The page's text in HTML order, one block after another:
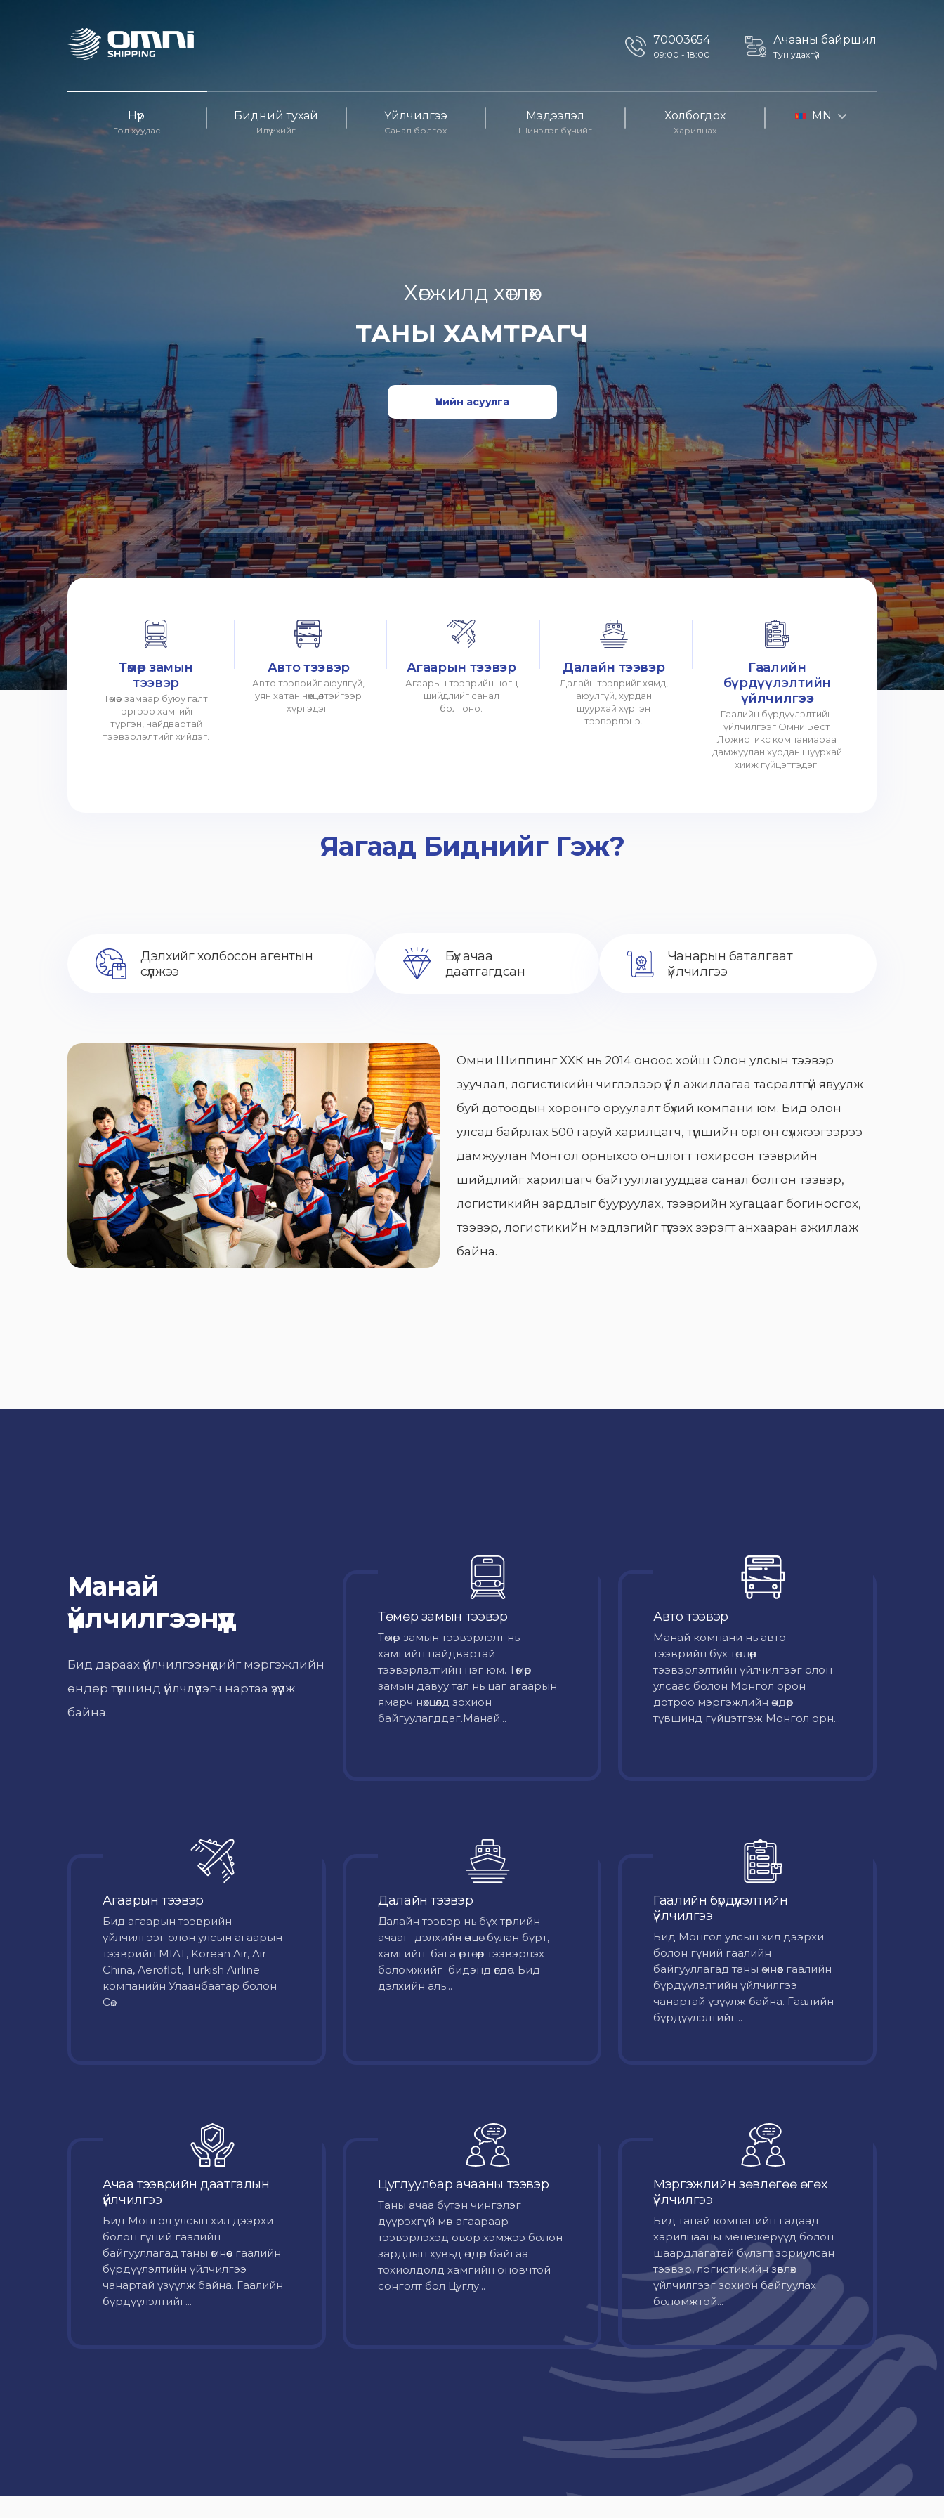
70003654
09:00 - 18:00
Ачааны байршил
Тун удахгүй
Нүүр
Гол хуудас
Бидний тухай
Илүү ихийг
Үйлчилгээ
Санал болгох
Мэдээлэл
Шинэлэг бүхнийг
Холбогдох
Харилцах
MN
Хөгжилд хөтлөх
ТАНЫ ХАМТРАГЧ
Үнийн асуулга
Төмөр замын
тээвэр
Төмөр замаар буюу галт
тэргээр хамгийн
түргэн, найдвартай
тээвэрлэлтийг хийдэг.
Авто тээвэр
Авто тээврийг аюулгүй,
уян хатан нөхцөлтэйгээр
хүргэдэг.
Агаарын тээвэр
Агаарын тээврийн цогц
шийдлийг санал
болгоно.
Далайн тээвэр
Далайн тээврийг хямд,
аюулгүй, хурдан
шуурхай хүргэн
тээвэрлэнэ.
Гаалийн
бүрдүүлэлтийн
үйлчилгээ
Гаалийн бүрдүүлэлтийн
үйлчилгээг Омни Бест
Ложистикс компаниараа
дамжуулан хурдан шуурхай
хийж гүйцэтгэдэг.
Яагаад Биднийг Гэж?
Дэлхийг холбосон агентын
сүлжээ
Бүх ачаа
даатгагдсан
Чанарын баталгаат
үйлчилгээ
Омни Шиппинг ХХК нь 2014 оноос хойш Олон улсын тээвэр
зуучлал, логистикийн чиглэлээр үйл ажиллагаа тасралтгүй явуулж
буй дотоодын хөрөнгө оруулалт бүхий компани юм. Бид олон
улсад байрлах 500 гаруй харилцагч, түншийн өргөн сүлжээгээрээ
дамжуулан Монгол орныхоо онцлогт тохирсон тээврийн
шийдлийг харилцагч байгууллагууддаа санал болгон тээвэр,
логистикийн зардлыг бууруулах, тээврийн хугацааг богиносгох,
тээвэр, логистикийн мэдлэгийг түгээх зэрэгт анхааран ажиллаж
байна.
Манай
үйлчилгээнүүд
Бид дараах үйлчилгээнүүдийг мэргэжлийн
өндөр түвшинд үйлчлүүлэгч нартаа үзүүлж
байна.
Төмөр замын тээвэр
Төмөр замын тээвэрлэлт нь
хамгийн найдвартай
тээвэрлэлтийн нэг юм. Төмөр
замын давуу тал нь цаг агаарын
ямарч нөхцөлд зохион
байгуулагддаг.Манай...
Авто тээвэр
Mанай компани нь авто
тээврийн бүх төрлөөр
тээвэрлэлтийн үйлчилгээг олон
улсаас болон Монгол орон
дотроо мэргэжлийн өндөр
түвшинд гүйцэтгэж Монгол орн...
Агаарын тээвэр
Бид агаарын тээврийн
үйлчилгээг олон улсын агаарын
тээврийн MIAT, Korean Air, Air
China, Aeroflot, Turkish Airline
компанийн Улаанбаатар болон
Сө...
Далайн тээвэр
Далайн тээвэр нь бүх төрлийн
ачааг дэлхийн өнцөг булан бүрт,
хамгийн бага өртөгөөр тээвэрлэх
боломжийг бидэнд өгдөг. Бид
дэлхийн аль...
Гаалийн бүрдүүлэлтийн
үйлчилгээ
Бид Монгол улсын хил дээрхи
болон гүний гаалийн
байгууллагад таны өмнөөс гаалийн
бүрдүүлэлтийн үйлчилгээ
чанартай үзүүлж байна. Гаалийн
бүрдүүлэлтийг...
Ачаа тээврийн даатгалын
үйлчилгээ
Бид Монгол улсын хил дээрхи
болон гүний гаалийн
байгууллагад таны өмнөөс гаалийн
бүрдүүлэлтийн үйлчилгээ
чанартай үзүүлж байна. Гаалийн
бүрдүүлэлтийг...
Цуглуулбар ачааны тээвэр
Таны ачаа бүтэн чингэлэг
дүүрэхгүй мөн агаараар
тээвэрлэхэд овор хэмжээ болон
зардлын хувьд өндөр байгаа
тохиолдолд хамгийн оновчтой
сонголт бол Цуглу...
Мэргэжлийн зөвлөгөө өгөх
үйлчилгээ
Бид танай компанийн гадаад
харилцааны менежерүүд болон
шаардлагатай бүлэгт зориулсан
тээвэр, логистикийн зөвлөх
үйлчилгээг зохион байгуулах
боломжтой...